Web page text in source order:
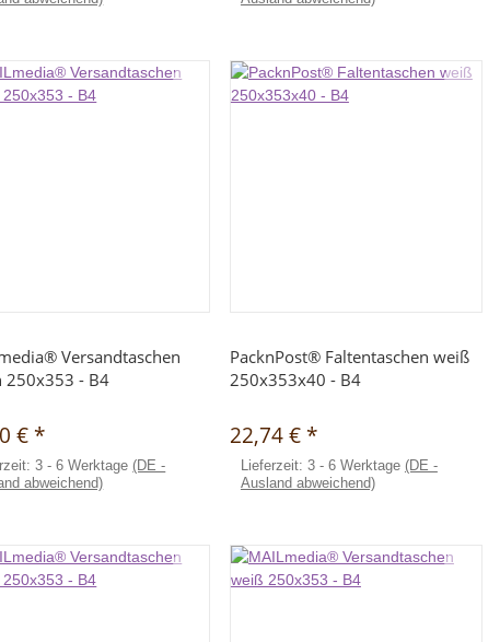
Versandtaschen
250x353 - B4
€ *
3 - 6 Werktage(DE -
abweichend)
PacknPost® Faltentaschen weiß
250x353x40 - B4
22,74 € *
Lieferzeit: 3 - 6 Werktage (DE -
Ausland abweichend)